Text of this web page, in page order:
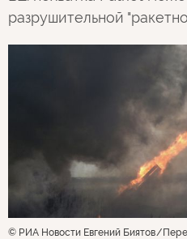
разрушительной
© РИА Новости Евгений Биятов